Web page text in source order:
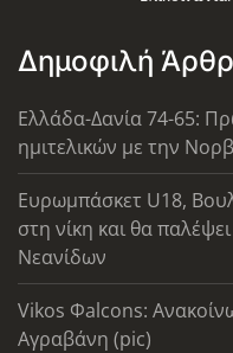
Δημοφιλή
Ελλάδα-Δανία 74-65:
ημιτελικών με την
Ευρωμπάσκετ U18,
στη νίκη και θα
Νεανίδων
Vikos Φalcons:
Αγραβάνη (pic)